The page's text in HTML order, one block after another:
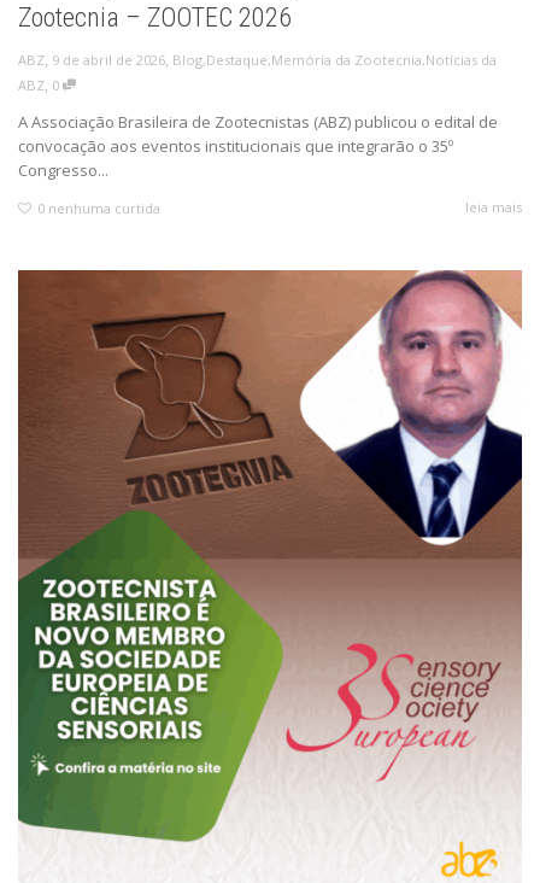
Zootecnia – ZOOTEC 2026
ABZ 9 de abril de 2026 Blog,Destaque,Memória da Zootecnia,Notícias da
ABZ, 0
A Associação Brasileira de Zootecnistas (ABZ) publicou o edital de
convocação aos eventos institucionais que integrarão o 35º
Congresso...
0 nenhuma curtida leia mais